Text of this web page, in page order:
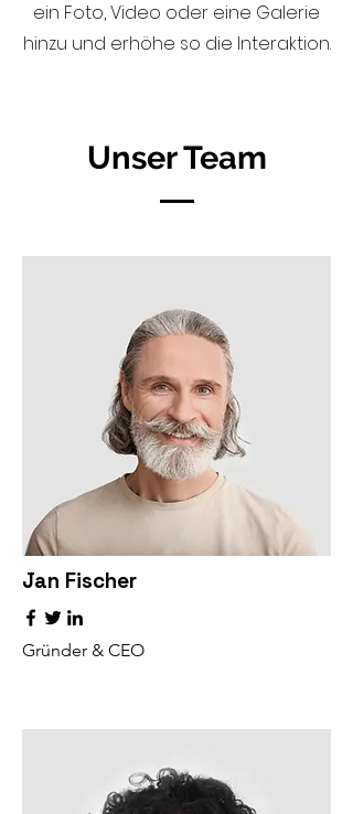
ein Foto, Video oder eine Galerie
hinzu und erhöhe so die Interaktion.
Unser Team
Jan Fischer
Gründer & CEO